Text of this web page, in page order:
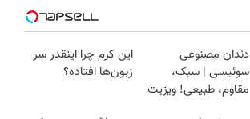
دندان مصنوعی
سوئیسی | سبک،
مقاوم، طبیعی! ویزیت
این کرم چرا اینقدر سر
زبون‌ها افتاده؟